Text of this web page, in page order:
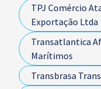
TPJ Comércio
Exportação Ltda
Transatlantica
Marítimos
Transbrasa